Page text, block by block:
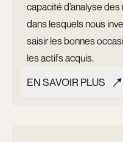
capacité d’analyse
dans lesquels nous
saisir les bonnes
les actifs acquis.
EN SAVOIR PLUS